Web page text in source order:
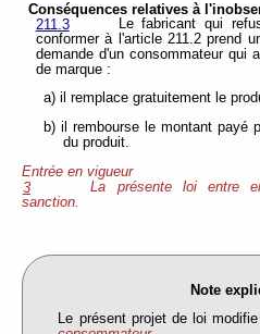
Conséquences relatives à
211.3
Le fabricant qui
conformer à l'article 211.2 prend
demande d'un consommateur qui
de marque :
a) il remplace gratuitement le
b) il rembourse le montant payé
du produit.
Entrée en vigueur
3
La présente loi entre
sanction.
Note
Le présent projet de loi